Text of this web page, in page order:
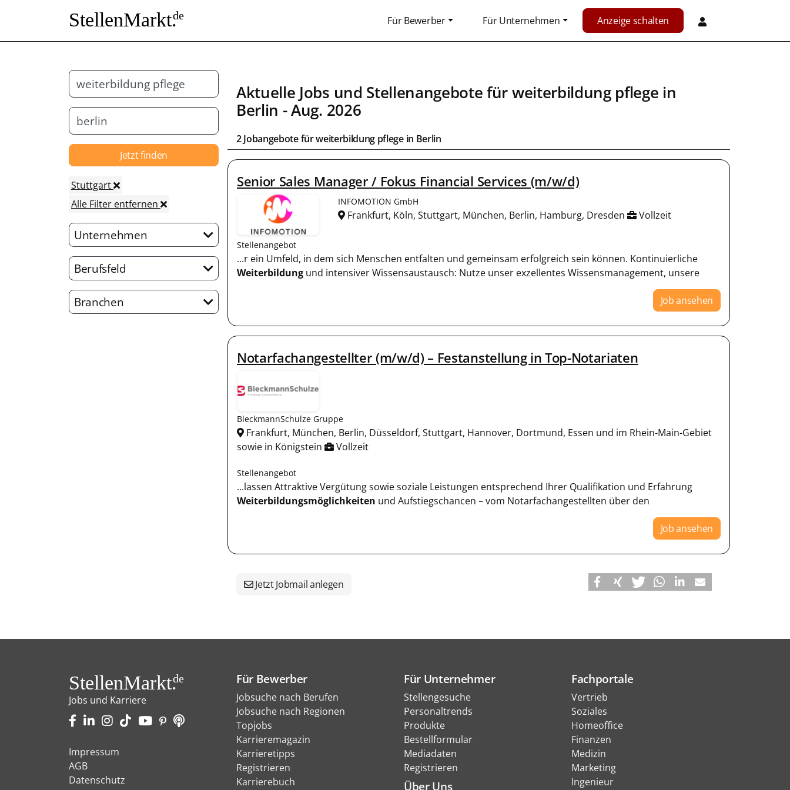
StellenMarkt.de Für Bewerber Für Unternehmen Anzeige schalten
Jetzt finden
Stuttgart
Alle Filter entfernen
Unternehmen
Berufsfeld
Branchen
Aktuelle Jobs und Stellenangebote für weiterbildung pflege in
Berlin - Aug. 2026
2 Jobangebote für weiterbildung pflege in Berlin
Senior Sales Manager / Fokus Financial Services (m/w/d)
INFOMOTION GmbH
Frankfurt, Köln, Stuttgart, München, Berlin, Hamburg, Dresden Vollzeit
Stellenangebot
...r ein Umfeld, in dem sich Menschen entfalten und gemeinsam erfolgreich sein können. Kontinuierliche
Weiterbildung und intensiver Wissensaustausch: Nutze unser exzellentes Wissensmanagement, unsere
Job ansehen
Notarfachangestellter (m/w/d) – Festanstellung in Top-Notariaten
BleckmannSchulze Gruppe
Frankfurt, München, Berlin, Düsseldorf, Stuttgart, Hannover, Dortmund, Essen und im Rhein-Main-Gebiet
sowie in Königstein
Vollzeit
Stellenangebot
...lassen Attraktive Vergütung sowie soziale Leistungen entsprechend Ihrer Qualifikation und Erfahrung
Weiterbildungsmöglichkeiten und Aufstiegschancen – vom Notarfachangestellten über den
Job ansehen
Jetzt Jobmail anlegen
StellenMarkt.de
Jobs und Karriere
Impressum
AGB
Datenschutz
Für Bewerber
Jobsuche nach Berufen
Jobsuche nach Regionen
Topjobs
Karrieremagazin
Karrieretipps
Registrieren
Karrierebuch
Für Unternehmer
Stellengesuche
Personaltrends
Produkte
Bestellformular
Mediadaten
Registrieren
Über Uns
Fachportale
Vertrieb
Soziales
Homeoffice
Finanzen
Medizin
Marketing
Ingenieur